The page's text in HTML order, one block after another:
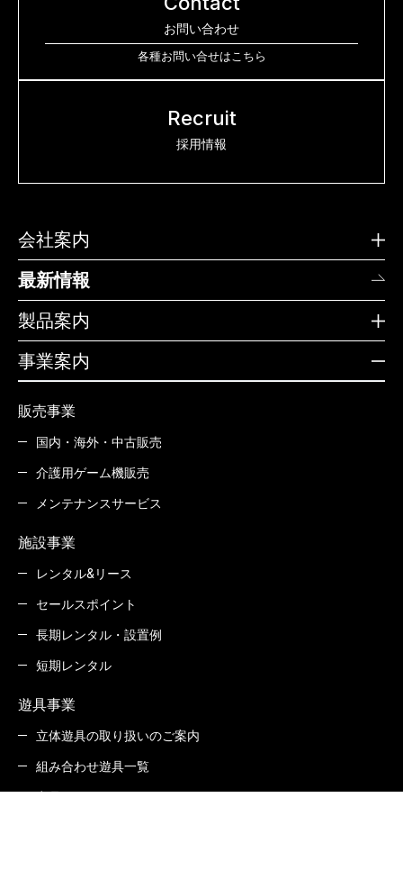
お問い合わせ
各種お問い合せはこちら
Recruit
採用情報
会社案内
最新情報
製品案内
事業案内
販売事業
国内・海外・中古販売
介護用ゲーム機販売
メンテナンスサービス
施設事業
レンタル&リース
セールスポイント
長期レンタル・設置例
短期レンタル
遊具事業
立体遊具の取り扱いのご案内
組み合わせ遊具一覧
商品Q&A